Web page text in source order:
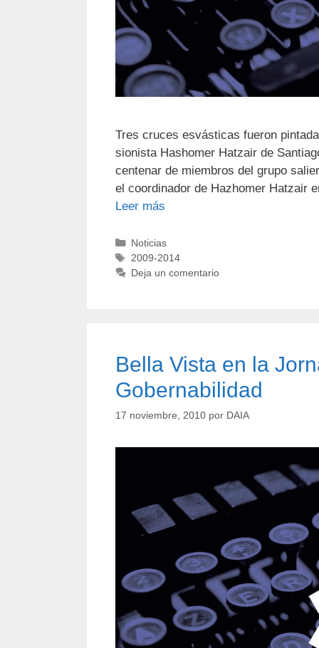
Tres cruces esvásticas fueron
sionista Hashomer Hatzair de
centenar de miembros del grupo
el coordinador de Hazhomer Hatzair
Leer más
Noticias
2009-2014
Deja un comentario
Bella Vista en la
Gobernabilidad
17 noviembre, 2010 por DAIA